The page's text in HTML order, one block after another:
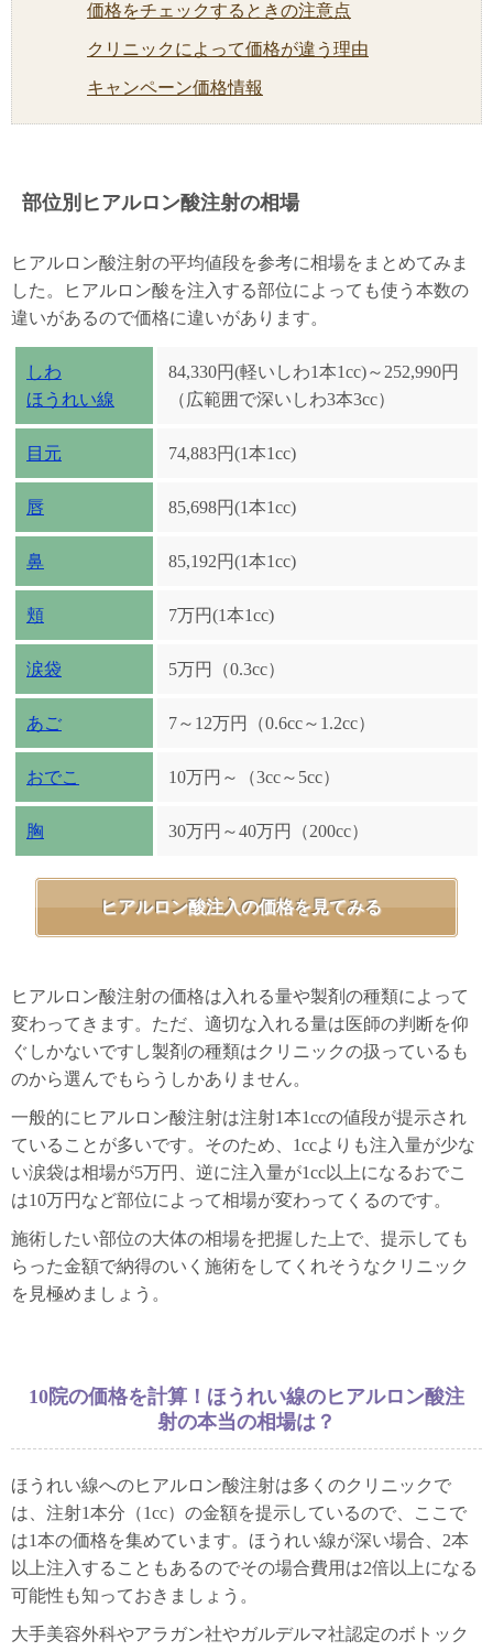
価格をチェックするときの注意点
クリニックによって価格が違う理由
キャンペーン価格情報
部位別ヒアルロン酸注射の相場
ヒアルロン酸注射の平均値段を参考に相場をまとめてみま
した。ヒアルロン酸を注入する部位によっても使う本数の
違いがあるので価格に違いがあります。
しわ
ほうれい線
84,330円(軽いしわ1本1cc)～252,990円
（広範囲で深いしわ3本3cc）
目元 74,883円(1本1cc)
唇 85,698円(1本1cc)
鼻 85,192円(1本1cc)
頬 7万円(1本1cc)
涙袋 5万円（0.3cc）
あご 7～12万円（0.6cc～1.2cc）
おでこ 10万円～（3cc～5cc）
胸 30万円～40万円（200cc）
ヒアルロン酸注入の価格を見てみる
ヒアルロン酸注射の価格は入れる量や製剤の種類によって
変わってきます。ただ、適切な入れる量は医師の判断を仰
ぐしかないですし製剤の種類はクリニックの扱っているも
のから選んでもらうしかありません。
一般的にヒアルロン酸注射は注射1本1ccの値段が提示され
ていることが多いです。そのため、1ccよりも注入量が少な
い涙袋は相場が5万円、逆に注入量が1cc以上になるおでこ
は10万円など部位によって相場が変わってくるのです。
施術したい部位の大体の相場を把握した上で、提示しても
らった金額で納得のいく施術をしてくれそうなクリニック
を見極めましょう。
10院の価格を計算！ほうれい線のヒアルロン酸注
射の本当の相場は？
ほうれい線へのヒアルロン酸注射は多くのクリニックで
は、注射1本分（1cc）の金額を提示しているので、ここで
は1本の価格を集めています。ほうれい線が深い場合、2本
以上注入することもあるのでその場合費用は2倍以上になる
可能性も知っておきましょう。
大手美容外科やアラガン社やガルデルマ社認定のボトック